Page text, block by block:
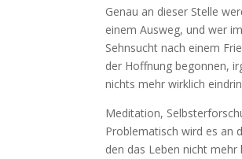
Genau an dieser Stelle
einem Ausweg, und wer
Sehnsucht nach einem
der Hoffnung begonnen,
nichts mehr wirklich
Meditation,
Problematisch wird es an
den das Leben nicht